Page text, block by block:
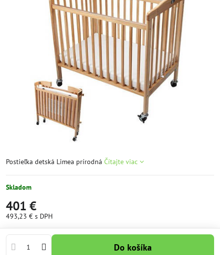
Postieľka detská Limea prírodná Čítajte viac
Skladom
401 €
493,23 € s DPH
Do košíka